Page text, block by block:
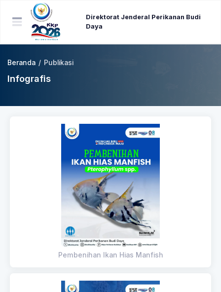
Direktorat Jenderal Perikanan Budi
Daya
Beranda / Publikasi
Infografis
Pembenihan Ikan Hias Manfish